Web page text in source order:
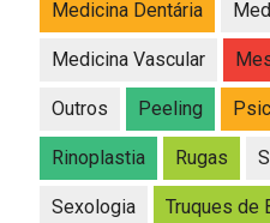
Medicina Dentária
Medicina Vascular
Outros Peeling
Rinoplastia Rugas
Sexologia Truques de